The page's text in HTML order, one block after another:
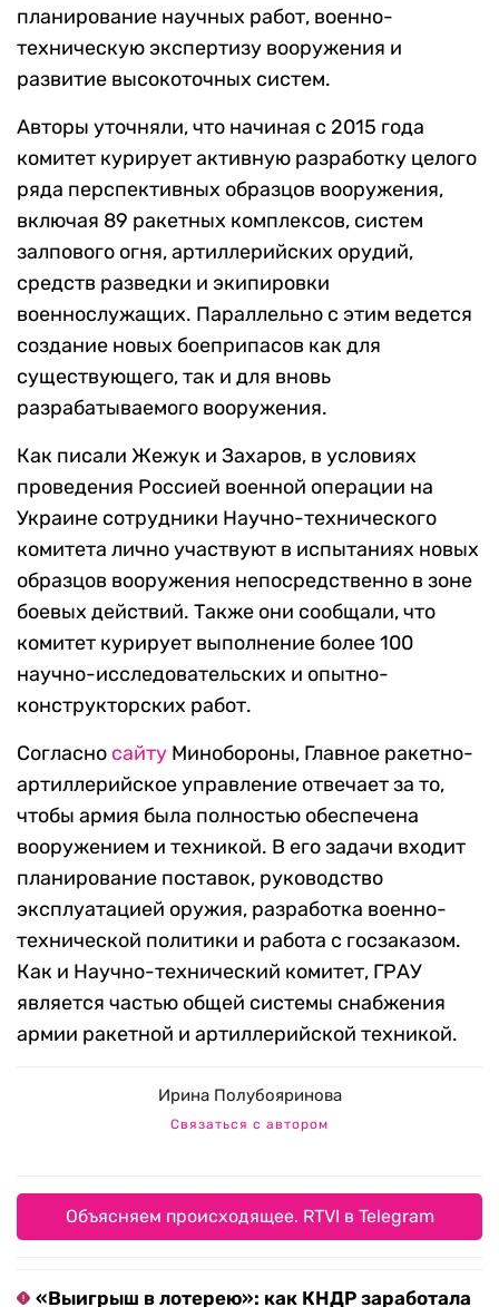
планирование научных работ, военно-
техническую экспертизу вооружения и
развитие высокоточных систем.
Авторы уточняли, что начиная с 2015 года
комитет курирует активную разработку целого
ряда перспективных образцов вооружения,
включая 89 ракетных комплексов, систем
залпового огня, артиллерийских орудий,
средств разведки и экипировки
военнослужащих. Параллельно с этим ведется
создание новых боеприпасов как для
существующего, так и для вновь
разрабатываемого вооружения.
Как писали Жежук и Захаров, в условиях
проведения Россией военной операции на
Украине сотрудники Научно-технического
комитета лично участвуют в испытаниях новых
образцов вооружения непосредственно в зоне
боевых действий. Также они сообщали, что
комитет курирует выполнение более 100
научно-исследовательских и опытно-
конструкторских работ.
Согласно сайту Минобороны, Главное ракетно-
артиллерийское управление отвечает за то,
чтобы армия была полностью обеспечена
вооружением и техникой. В его задачи входит
планирование поставок, руководство
эксплуатацией оружия, разработка военно-
технической политики и работа с госзаказом.
Как и Научно-технический комитет, ГРАУ
является частью общей системы снабжения
армии ракетной и артиллерийской техникой.
Ирина Полубояринова
Связаться с автором
Объясняем происходящее. RTVI в Telegram
«Выигрыш в лотерею»: как КНДР заработала